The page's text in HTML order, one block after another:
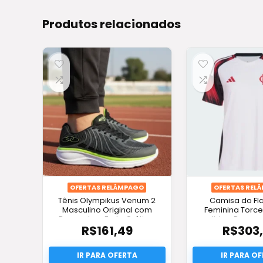
Produtos relacionados
OFERTAS RELÂMPAGO
Tênis Olympikus Venum 2
Masculino Original com
Desconto + Frete Grátis e
Pronta Entrega
R$161,49
OFERTAS
Camisa do
Feminina
adidas:
Grátis e
R$